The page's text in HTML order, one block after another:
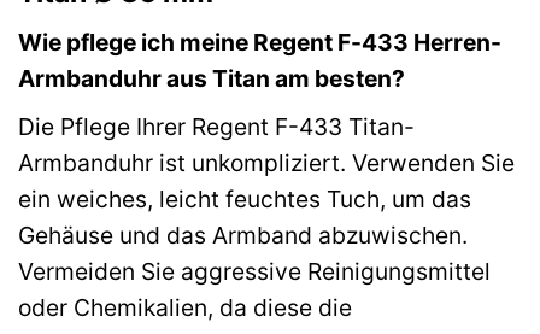
Wie pflege ich meine Regent F-433 Herren-
Armbanduhr aus Titan am besten?
Die Pflege Ihrer Regent F-433 Titan-
Armbanduhr ist unkompliziert. Verwenden Sie
ein weiches, leicht feuchtes Tuch, um das
Gehäuse und das Armband abzuwischen.
Vermeiden Sie aggressive Reinigungsmittel
oder Chemikalien, da diese die